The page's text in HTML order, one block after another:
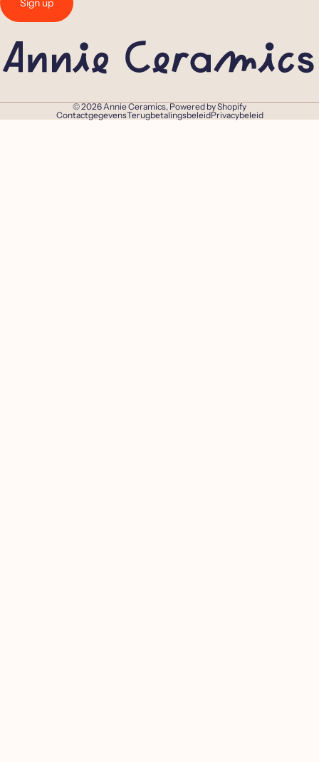
Sign up
© 2026 Annie Ceramics, Powered by Shopify
ContactgegevensTerugbetalingsbeleidPrivacybeleid